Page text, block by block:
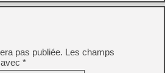
pas publiée. Les champs
*